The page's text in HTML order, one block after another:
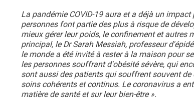
La pandémie COVID-19 aura et a déjà un
personnes font partie des plus à risque de
mieux gérer leur poids, le confinement et autres
principal, le Dr Sarah Messiah, professeur
le monde a été invité à rester à la maison pour
les personnes souffrant d'obésité sévère, qui
sont aussi des patients qui souffrent souvent
soins cohérents et continus. Le coronavirus a
matière de santé et sur leur bien-être ».